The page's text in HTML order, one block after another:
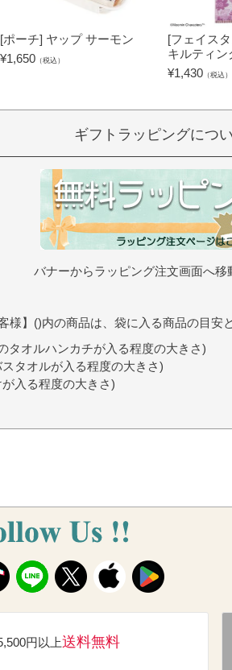
[ポーチ] ヤップ サーモン
¥1,650 （税込）
[フェイス
キルティン
¥1,430 （税込）
ギフトラッピングにつ
バナーからラッピング注文画面へ移
様】()内の商品は、袋に入る商品の目安
タオルハンカチが入る程度の大きさ)
タオルが入る程度の大きさ)
入る程度の大きさ)
円以上送料無料